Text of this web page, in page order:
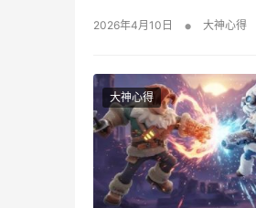
2026年4月10日 • 大神心得
大神心得